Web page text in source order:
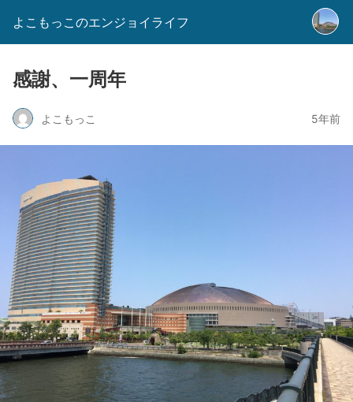
よこもっこのエンジョイライフ
感謝、一周年
よこもっこ 5年前